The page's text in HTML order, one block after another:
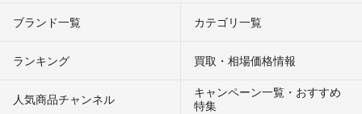
ブランド一覧 カテゴリ一覧
ランキング 買取・相場価格情報
人気商品チャンネル
キャンペーン一覧・おすすめ
特集